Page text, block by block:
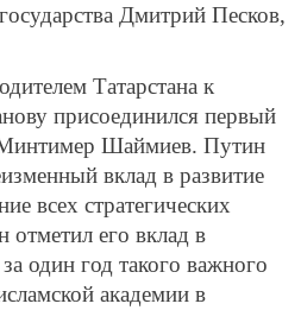
Дмитрий Песков,
Татарстана к
присоединился первый
Минтимер Шаймиев. Путин
вклад в развитие
всех стратегических
его вклад в
один год такого важного
академии в